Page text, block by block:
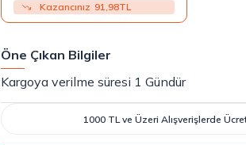
Kazancınız 91,98TL
Öne Çıkan Bilgiler
Kargoya verilme süresi 1 Gündür
1000 TL ve Üzeri Alışverişlerde